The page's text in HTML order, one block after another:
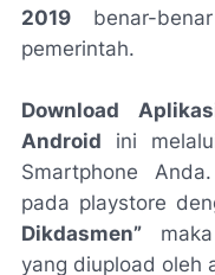
2019 benar-
pemerintah.
Download
Android ini
Smartphone
pada playstore
Dikdasmen” maka
yang diupload oleh